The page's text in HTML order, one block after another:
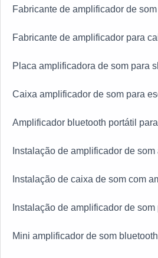
Fabricante de amplificador de
Fabricante de amplificador para
Placa amplificadora de som para
Caixa amplificador de som para
Amplificador bluetooth portátil
Instalação de amplificador de som
Instalação de caixa de som com
Instalação de amplificador de som
Mini amplificador de som